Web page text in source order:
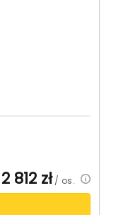
2 812 zł/ os.